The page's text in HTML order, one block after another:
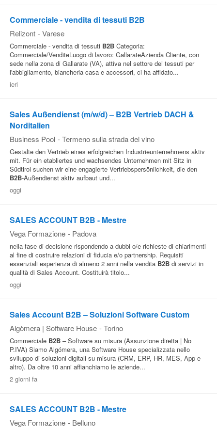
Commerciale - vendita di tessuti B2B
Relizont - Varese
Commerciale - vendita di tessuti B2B Categoria:
Commerciale/VenditeLuogo di lavoro: GallarateAzienda Cliente, con
sede nella zona di Gallarate (VA), attiva nel settore dei tessuti per
l'abbigliamento, biancheria casa e accessori, ci ha affidato...
ieri
Sales Außendienst (m/w/d) – B2B Vertrieb DACH &
Norditalien
Business Pool - Termeno sulla strada del vino
Gestalte den Vertrieb eines erfolgreichen Industrieunternehmens aktiv
mit. Für ein etabliertes und wachsendes Unternehmen mit Sitz in
Südtirol suchen wir eine engagierte Vertriebspersönlichkeit, die den
B2B-Außendienst aktiv aufbaut und...
oggi
SALES ACCOUNT B2B - Mestre
Vega Formazione - Padova
nella fase di decisione rispondendo a dubbi o/e richieste di chiarimenti
al fine di costruire relazioni di fiducia e/o partnership. Requisiti
essenziali esperienza di almeno 2 anni nella vendita B2B di servizi in
qualità di Sales Account. Costituirà titolo...
oggi
Sales Account B2B – Soluzioni Software Custom
Algòmera | Software House - Torino
Commerciale B2B – Software su misura (Assunzione diretta | No
P.IVA) Siamo Algómera, una Software House specializzata nello
sviluppo di soluzioni digitali su misura (CRM, ERP, HR, MES, App e
altro). Da oltre 10 anni affianchiamo le aziende...
2 giorni fa
SALES ACCOUNT B2B - Mestre
Vega Formazione - Belluno